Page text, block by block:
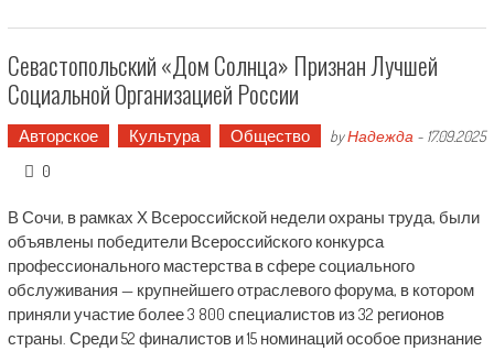
Севастопольский «Дом Солнца» Признан Лучшей
Социальной Организацией России
Авторское Культура Общество byНадежда - 17.09.2025
0
В Сочи, в рамках Х Всероссийской недели охраны труда, были
объявлены победители Всероссийского конкурса
профессионального мастерства в сфере социального
обслуживания — крупнейшего отраслевого форума, в котором
приняли участие более 3 800 специалистов из 32 регионов
страны. Среди 52 финалистов и 15 номинаций особое признание